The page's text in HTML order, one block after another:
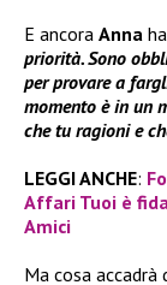
E ancora Anna
priorità. Sono
per provare a
momento è in un
che tu ragioni e
LEGGI ANCHE:
Affari Tuoi è
Amici
Ma cosa